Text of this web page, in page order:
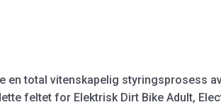
en total vitenskapelig styringsprosess
feltet for Elektrisk Dirt Bike Adult,